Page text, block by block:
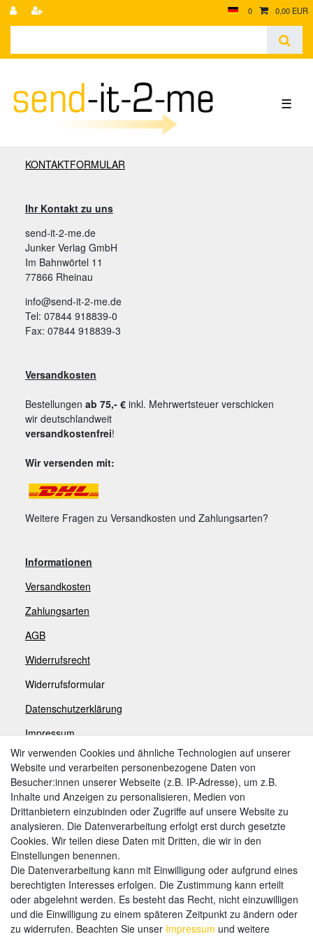
0 0,00 EUR
☰
KONTAKTFORMULAR
Ihr Kontakt zu uns
send-it-2-me.de
Junker Verlag GmbH
Im Bahnwörtel 11
77866 Rheinau
info@send-it-2-me.de
Tel: 07844 918839-0
Fax: 07844 918839-3
Versandkosten
Bestellungen ab 75,- € inkl. Mehrwertsteuer verschicken
wir deutschlandweit
versandkostenfrei!
Wir versenden mit:
Weitere Fragen zu Versandkosten und Zahlungsarten?
Informationen
Versandkosten
Zahlungsarten
AGB
Widerrufsrecht
Widerrufsformular
Datenschutzerklärung
Impressum
Zahlungsarten
Weitere Zahlungsarten:
Kauf auf Rechnung
Vorkasse
Hier sind wir
Wir verwenden Cookies und ähnliche Technologien auf unserer
Website und verarbeiten personenbezogene Daten von
Besucher:innen unserer Webseite (z.B. IP-Adresse), um z.B.
Inhalte und Anzeigen zu personalisieren, Medien von
Drittanbietern einzubinden oder Zugriffe auf unsere Website zu
analysieren. Die Datenverarbeitung erfolgt erst durch gesetzte
Cookies. Wir teilen diese Daten mit Dritten, die wir in den
Einstellungen benennen.
Die Datenverarbeitung kann mit Einwilligung oder aufgrund eines
berechtigten Interesses erfolgen. Die Zustimmung kann erteilt
oder abgelehnt werden. Es besteht das Recht, nicht einzuwilligen
und die Einwilligung zu einem späteren Zeitpunkt zu ändern oder
zu widerrufen. Beachten Sie unser Impressum und weitere